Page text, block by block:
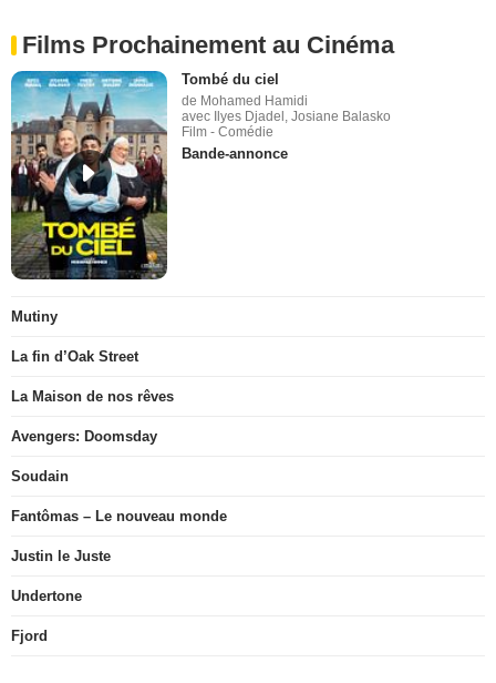
Films Prochainement au Cinéma
Tombé du ciel
de Mohamed Hamidi
avec Ilyes Djadel, Josiane Balasko
Film - Comédie
Bande-annonce
Mutiny
La fin d’Oak Street
La Maison de nos rêves
Avengers: Doomsday
Soudain
Fantômas – Le nouveau monde
Justin le Juste
Undertone
Fjord